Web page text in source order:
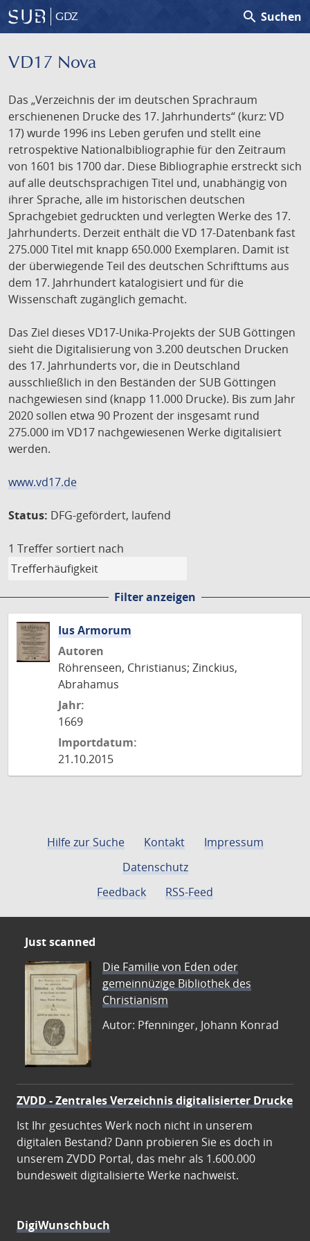
GDZ search Suchen
VD17 Nova
Das „Verzeichnis der im deutschen Sprachraum
erschienenen Drucke des 17. Jahrhunderts“ (kurz: VD
17) wurde 1996 ins Leben gerufen und stellt eine
retrospektive Nationalbibliographie für den Zeitraum
von 1601 bis 1700 dar. Diese Bibliographie erstreckt sich
auf alle deutschsprachigen Titel und, unabhängig von
ihrer Sprache, alle im historischen deutschen
Sprachgebiet gedruckten und verlegten Werke des 17.
Jahrhunderts. Derzeit enthält die VD 17-Datenbank fast
275.000 Titel mit knapp 650.000 Exemplaren. Damit ist
der überwiegende Teil des deutschen Schrifttums aus
dem 17. Jahrhundert katalogisiert und für die
Wissenschaft zugänglich gemacht.
Das Ziel dieses VD17-Unika-Projekts der SUB Göttingen
sieht die Digitalisierung von 3.200 deutschen Drucken
des 17. Jahrhunderts vor, die in Deutschland
ausschließlich in den Beständen der SUB Göttingen
nachgewiesen sind (knapp 11.000 Drucke). Bis zum Jahr
2020 sollen etwa 90 Prozent der insgesamt rund
275.000 im VD17 nachgewiesenen Werke digitalisiert
werden.
www.vd17.de
Status: DFG-gefördert, laufend
1 Treffer sortiert nach
Filter anzeigen
Ius Armorum
Autoren
Röhrenseen, Christianus; Zinckius,
Abrahamus
Jahr:
1669
Importdatum:
21.10.2015
Hilfe zur Suche Kontakt
Impressum
Datenschutz
Feedback
RSS-Feed
Just scanned
Die Familie von Eden oder
gemeinnüzige Bibliothek des
Christianism
Autor: Pfenninger, Johann Konrad
ZVDD - Zentrales Verzeichnis digitalisierter Drucke
Ist Ihr gesuchtes Werk noch nicht in unserem
digitalen Bestand? Dann probieren Sie es doch in
unserem ZVDD Portal, das mehr als 1.600.000
bundesweit digitalisierte Werke nachweist.
DigiWunschbuch